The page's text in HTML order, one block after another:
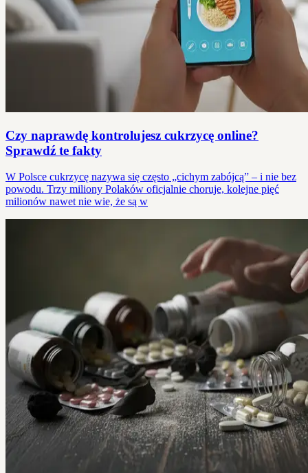
Czy naprawdę kontrolujesz cukrzycę online?
Sprawdź te fakty
W Polsce cukrzycę nazywa się często „cichym zabójcą” – i nie bez
powodu. Trzy miliony Polaków oficjalnie choruje, kolejne pięć
milionów nawet nie wie, że są w